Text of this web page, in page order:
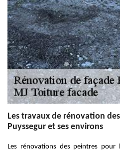
Les travaux de rénovation
Puyssegur et ses environs
Les rénovations des peintres